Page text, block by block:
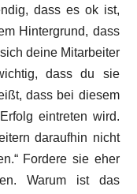
dass es ok ist,
Hintergrund, dass
deine Mitarbeiter
dass du sie
dass bei diesem
eintreten wird.
daraufhin nicht
Fordere sie eher
Warum ist das